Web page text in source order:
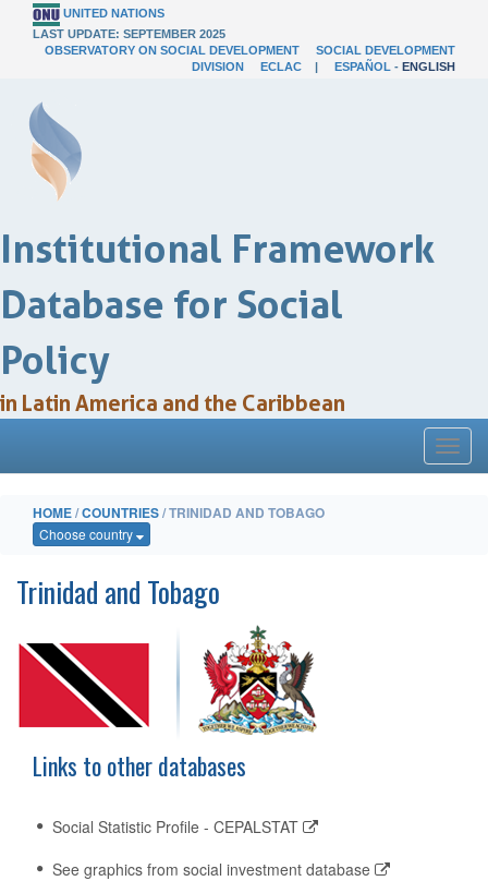
UNITED NATIONS
LAST UPDATE: SEPTEMBER 2025
OBSERVATORY ON SOCIAL DEVELOPMENT
SOCIAL DEVELOPMENT
DIVISION
ECLAC | ESPAÑOL - ENGLISH
Institutional Framework
Database for Social
Policy
in Latin America and the Caribbean
HOME/COUNTRIES/ TRINIDAD AND TOBAGO
Choose country
Trinidad and Tobago
Links to other databases
Social Statistic Profile - CEPALSTAT
See graphics from social investment database